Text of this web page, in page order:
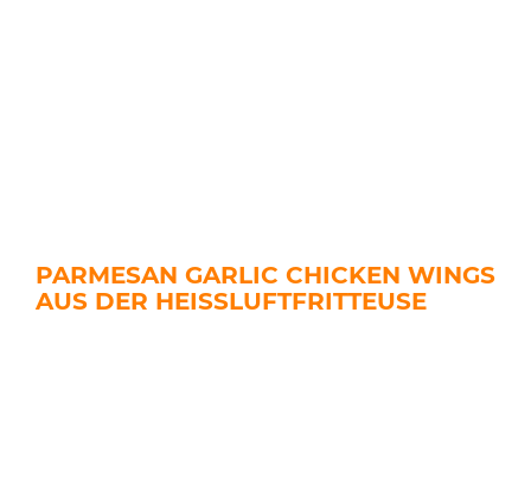
PARMESAN GARLIC CHICKEN WINGS
AUS DER HEISSLUFTFRITTEUSE